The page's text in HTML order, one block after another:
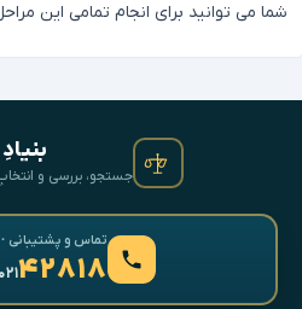
شما می توانید برای انجام تمامی این
جستجو، بررسی و انتخابِ
تماس و پشتیبانی ·
۴۲۸۱۸-